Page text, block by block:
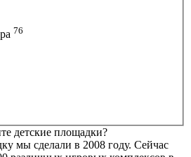
76
детские площадки?
мы сделали в 2008 году. Сейчас